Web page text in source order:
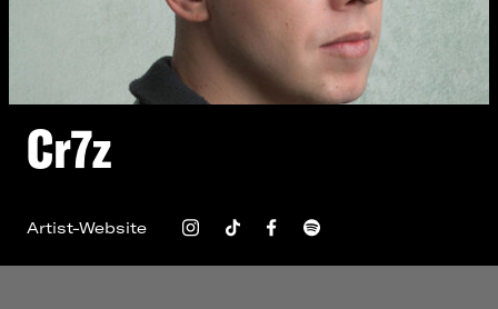
Cr7z
Artist-Website